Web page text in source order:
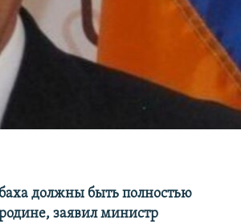
должны быть полностью
заявил министр